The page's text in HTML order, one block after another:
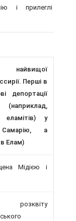
і прилеглі
Перші в
депортації
еламітів) у
Самарію, а
Елам)
Мідією і